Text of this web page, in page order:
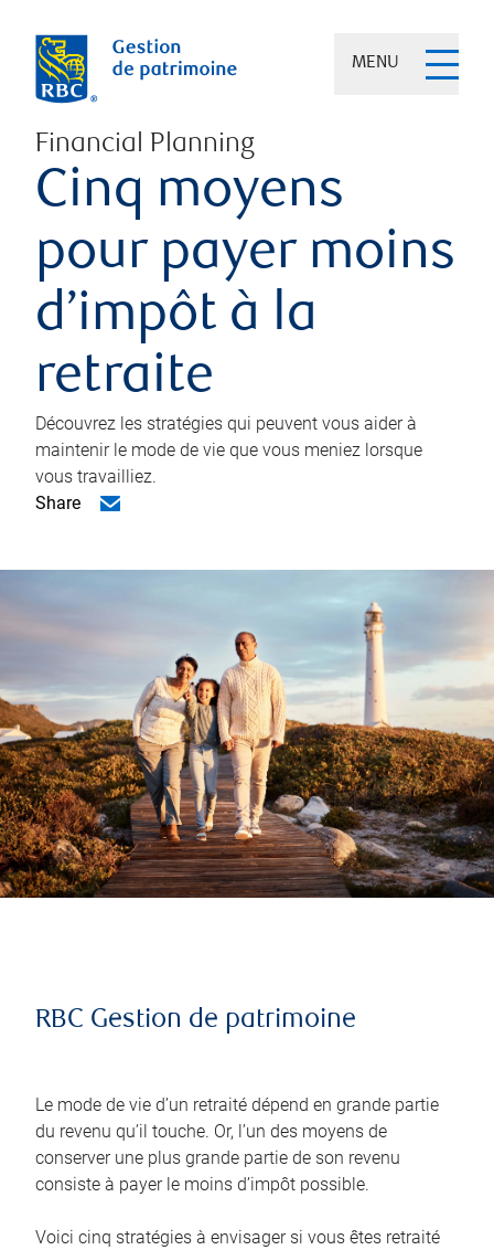
MENU
Financial Planning
Cinq moyens
pour payer moins
d’impôt à la
retraite
Découvrez les stratégies qui peuvent vous aider à
maintenir le mode de vie que vous meniez lorsque
vous travailliez.
Share
RBC Gestion de patrimoine
Le mode de vie d’un retraité dépend en grande partie
du revenu qu’il touche. Or, l’un des moyens de
conserver une plus grande partie de son revenu
consiste à payer le moins d’impôt possible.
Voici cinq stratégies à envisager si vous êtes retraité